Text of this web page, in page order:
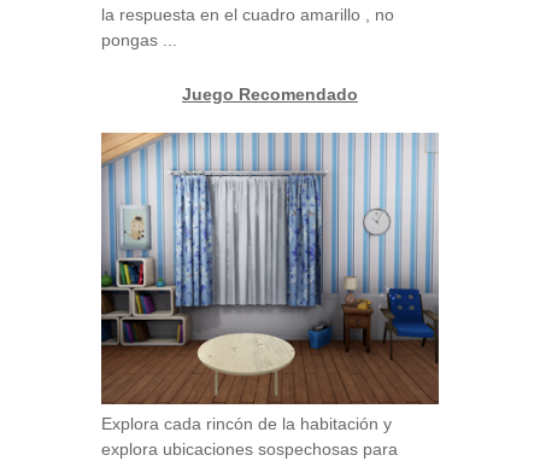
la respuesta en el cuadro amarillo , no
pongas ...
Juego Recomendado
Explora cada rincón de la habitación y
explora ubicaciones sospechosas para